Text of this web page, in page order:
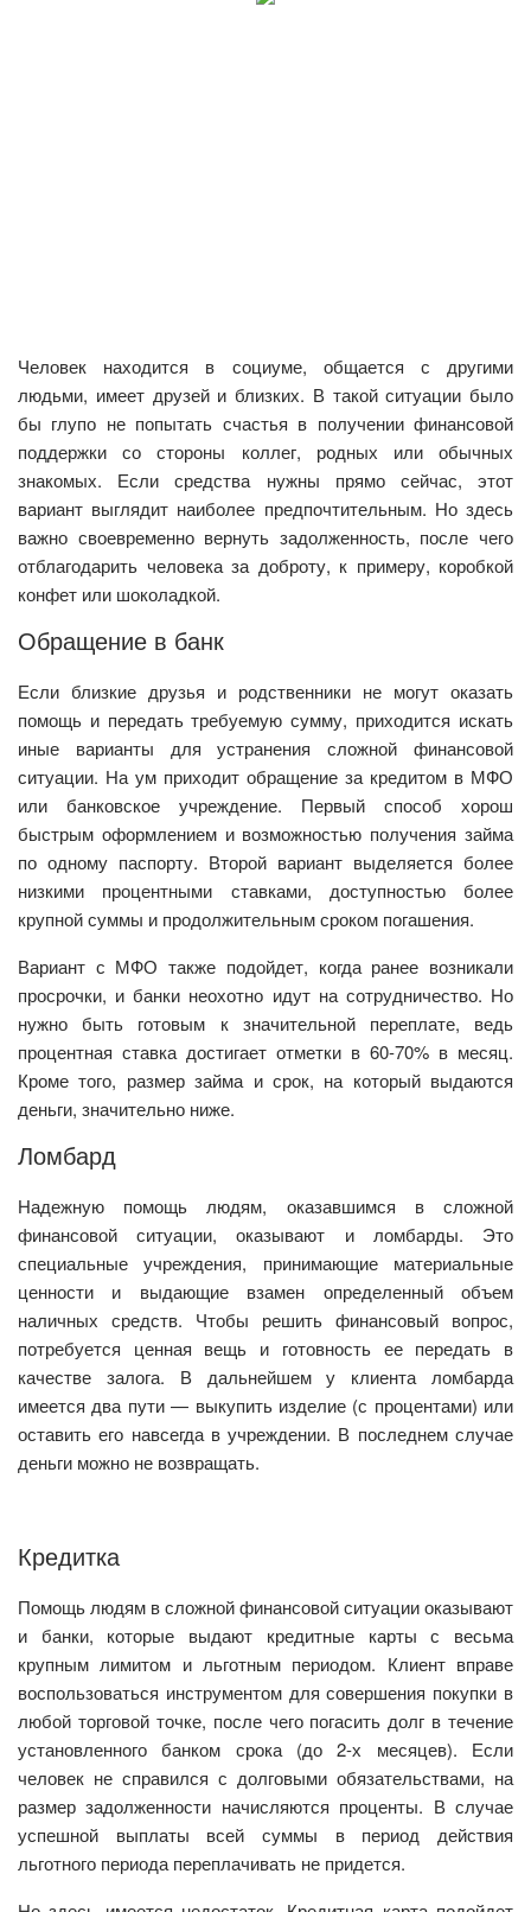
Человек находится в социуме, общается с другими
людьми, имеет друзей и близких. В такой ситуации было
бы глупо не попытать счастья в получении финансовой
поддержки со стороны коллег, родных или обычных
знакомых. Если средства нужны прямо сейчас, этот
вариант выглядит наиболее предпочтительным. Но здесь
важно своевременно вернуть задолженность, после чего
отблагодарить человека за доброту, к примеру, коробкой
конфет или шоколадкой.
Обращение в банк
Если близкие друзья и родственники не могут оказать
помощь и передать требуемую сумму, приходится искать
иные варианты для устранения сложной финансовой
ситуации. На ум приходит обращение за кредитом в МФО
или банковское учреждение. Первый способ хорош
быстрым оформлением и возможностью получения займа
по одному паспорту. Второй вариант выделяется более
низкими процентными ставками, доступностью более
крупной суммы и продолжительным сроком погашения.
Вариант с МФО также подойдет, когда ранее возникали
просрочки, и банки неохотно идут на сотрудничество. Но
нужно быть готовым к значительной переплате, ведь
процентная ставка достигает отметки в 60-70% в месяц.
Кроме того, размер займа и срок, на который выдаются
деньги, значительно ниже.
Ломбард
Надежную помощь людям, оказавшимся в сложной
финансовой ситуации, оказывают и ломбарды. Это
специальные учреждения, принимающие материальные
ценности и выдающие взамен определенный объем
наличных средств. Чтобы решить финансовый вопрос,
потребуется ценная вещь и готовность ее передать в
качестве залога. В дальнейшем у клиента ломбарда
имеется два пути — выкупить изделие (с процентами) или
оставить его навсегда в учреждении. В последнем случае
деньги можно не возвращать.
Кредитка
Помощь людям в сложной финансовой ситуации оказывают
и банки, которые выдают кредитные карты с весьма
крупным лимитом и льготным периодом. Клиент вправе
воспользоваться инструментом для совершения покупки в
любой торговой точке, после чего погасить долг в течение
установленного банком срока (до 2-х месяцев). Если
человек не справился с долговыми обязательствами, на
размер задолженности начисляются проценты. В случае
успешной выплаты всей суммы в период действия
льготного периода переплачивать не придется.